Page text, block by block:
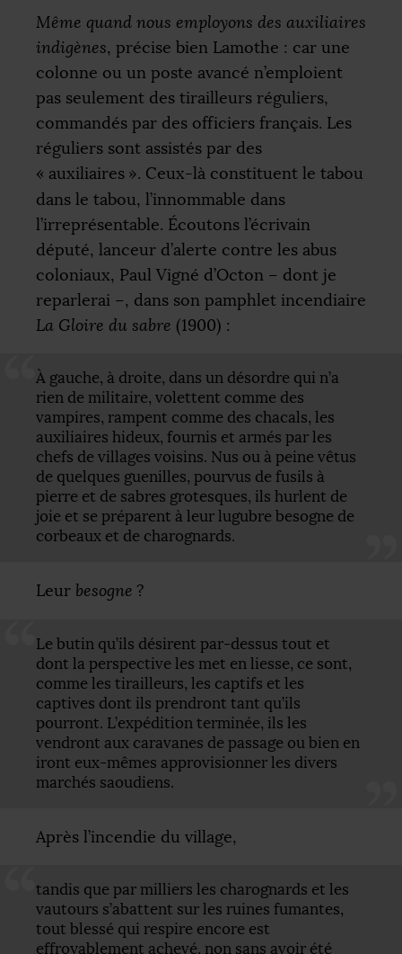
Même quand nous employons des auxiliaires
indigènes, précise bien Lamothe : car une
colonne ou un poste avancé n’emploient
pas seulement des tirailleurs réguliers,
commandés par des officiers français. Les
réguliers sont assistés par des
« auxiliaires ». Ceux-là constituent le tabou
dans le tabou, l’innommable dans
l’irreprésentable. Écoutons l’écrivain
député, lanceur d’alerte contre les abus
coloniaux, Paul Vigné d’Octon – dont je
reparlerai –, dans son pamphlet incendiaire
La Gloire du sabre (1900) :
À gauche, à droite, dans un désordre qui n’a
rien de militaire, volettent comme des
vampires, rampent comme des chacals, les
auxiliaires hideux, fournis et armés par les
chefs de villages voisins. Nus ou à peine vêtus
de quelques guenilles, pourvus de fusils à
pierre et de sabres grotesques, ils hurlent de
joie et se préparent à leur lugubre besogne de
corbeaux et de charognards.
Leur besogne ?
Le butin qu’ils désirent par-dessus tout et
dont la perspective les met en liesse, ce sont,
comme les tirailleurs, les captifs et les
captives dont ils prendront tant qu’ils
pourront. L’expédition terminée, ils les
vendront aux caravanes de passage ou bien en
iront eux-mêmes approvisionner les divers
marchés saoudiens.
Après l’incendie du village,
tandis que par milliers les charognards et les
vautours s’abattent sur les ruines fumantes,
tout blessé qui respire encore est
effroyablement achevé, non sans avoir été